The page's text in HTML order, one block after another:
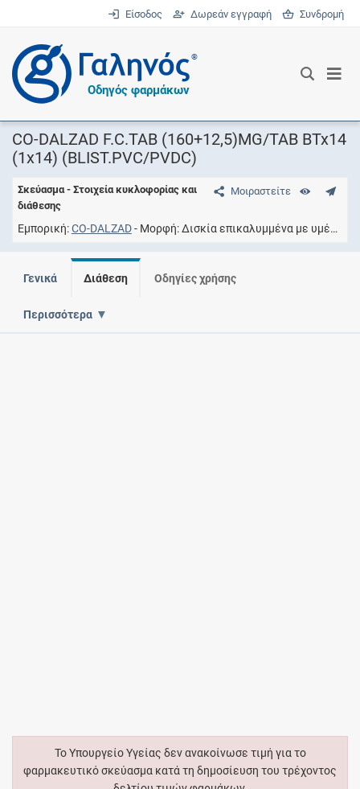
Είσοδος Δωρεάν εγγραφή Συνδρομή
®
Οδηγός φαρμάκων
CO-DALZAD F.C.TAB (160+12,5)MG/TAB BTx14
(1x14) (BLIST.PVC/PVDC)
Μοιραστείτε
Σκεύασμα - Στοιχεία κυκλοφορίας και
διάθεσης
Εμπορική CO-DALZAD Μορφή Δισκία επικαλυμμένα με υμένιο
Γενικά Διάθεση Οδηγίες χρήσης
Περισσότερα
Το Υπουργείο Υγείας δεν ανακοίνωσε τιμή για το
φαρμακευτικό σκεύασμα κατά τη δημοσίευση του τρέχοντος